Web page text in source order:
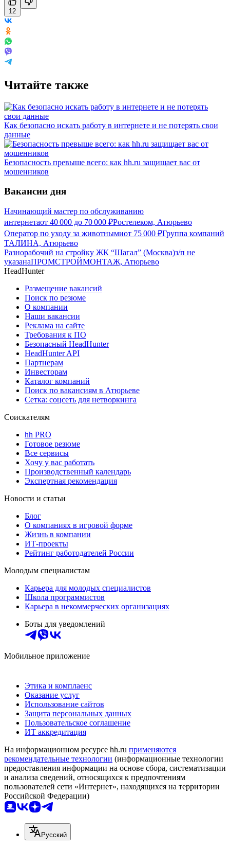
12
Читайте также
Как безопасно искать работу в интернете и не потерять свои
данные
Безопасность превыше всего: как hh.ru защищает вас от
мошенников
Вакансии дня
Начинающий мастер по обслуживанию
интернетаот 40 000 до 70 000 ₽Ростелеком, Атюрьево
Оператор по уходу за животнымиот 75 000 ₽Группа компаний
ТАЛИНА, Атюрьево
Разнорабочий на стройку ЖК “Шагал” (Москва)з/п не
указанаПРОМСТРОЙМОНТАЖ, Атюрьево
HeadHunter
Размещение вакансий
Поиск по резюме
О компании
Наши вакансии
Реклама на сайте
Требования к ПО
Безопасный HeadHunter
HeadHunter API
Партнерам
Инвесторам
Каталог компаний
Поиск по вакансиям в Атюрьеве
Сетка: соцсеть для нетворкинга
Соискателям
hh PRO
Готовое резюме
Все сервисы
Хочу у вас работать
Производственный календарь
Экспертная рекомендация
Новости и статьи
Блог
О компаниях в игровой форме
Жизнь в компании
ИТ-проекты
Рейтинг работодателей России
Молодым специалистам
Карьера для молодых специалистов
Школа программистов
Карьера в некоммерческих организациях
Боты для уведомлений
Мобильное приложение
Этика и комплаенс
Оказание услуг
Использование сайтов
Защита персональных данных
Пользовательское соглашение
ИТ аккредитация
На информационном ресурсе hh.ru применяются
рекомендательные технологии (информационные технологии
предоставления информации на основе сбора, систематизации
и анализа сведений, относящихся к предпочтениям
пользователей сети «Интернет», находящихся на территории
Российской Федерации)
Русский